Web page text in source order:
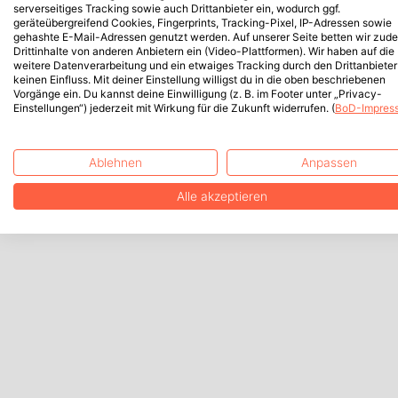
serverseitiges Tracking sowie auch Drittanbieter ein, wodurch ggf.
geräteübergreifend Cookies, Fingerprints, Tracking-Pixel, IP-Adressen sowie
gehashte E-Mail-Adressen genutzt werden. Auf unserer Seite betten wir
Drittinhalte von anderen Anbietern ein (Video-Plattformen). Wir haben auf die
weitere Datenverarbeitung und ein etwaiges Tracking durch den Drittanbieter
keinen Einfluss. Mit deiner Einstellung willigst du in die oben beschriebenen
Vorgänge ein. Du kannst deine Einwilligung (z. B. im Footer unter „Privacy-
Einstellungen“) jederzeit mit Wirkung für die Zukunft widerrufen. (BoD-
Ablehnen Anpassen
Alle akzeptieren